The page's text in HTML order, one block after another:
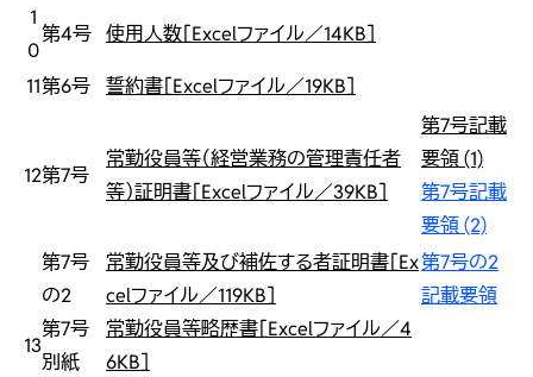
1
0
第4号 使用人数［Excelファイル／14KB］
11第6号 誓約書［Excelファイル／19KB］
12第7号
常勤役員等（経営業務の管理責任者
等）証明書［Excelファイル／39KB］
第7号記載
要領 (1)
第7号記載
要領 (2)
第7号
の2
常勤役員等及び補佐する者証明書［Ex
celファイル／119KB］
第7号の2
記載要領
13
第7号
別紙
常勤役員等略歴書［Excelファイル／4
6KB］